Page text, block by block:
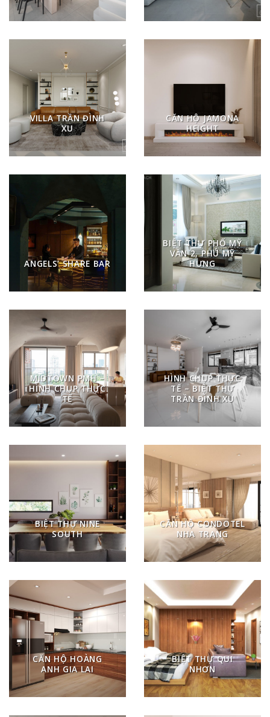
VILLA TRẦN ĐÌNH
XU
CĂN HỘ JAMONA
HEIGHT
ANGELS’ SHARE BAR
BIỆT THỰ PHỐ MỸ
VĂN 2, PHÚ MỸ
HƯNG
MIDTOWN PMH –
HÌNH CHỤP THỰC
TẾ
HÌNH CHỤP THỰC
TẾ – BIỆT THỰ
TRẦN ĐÌNH XU
BIỆT THỰ NINE
SOUTH
CĂN HỘ CONDOTEL
NHA TRANG
CĂN HỘ HOÀNG
ANH GIA LAI
BIỆT THỰ QUI
NHƠN